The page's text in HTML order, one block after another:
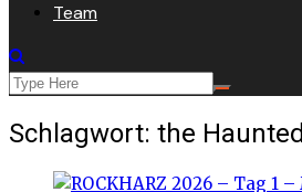
Team
Schlagwort: the Haunted